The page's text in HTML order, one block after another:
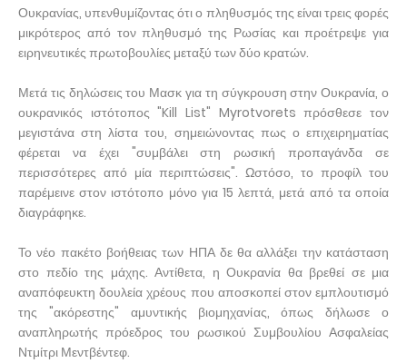
Ουκρανίας, υπενθυμίζοντας ότι ο πληθυσμός της είναι τρεις φορές
μικρότερος από τον πληθυσμό της Ρωσίας και προέτρεψε για
ειρηνευτικές πρωτοβουλίες μεταξύ των δύο κρατών.
Μετά τις δηλώσεις του Μασκ για τη σύγκρουση στην Ουκρανία, ο
ουκρανικός ιστότοπος "Kill List" Myrotvorets πρόσθεσε τον
μεγιστάνα στη λίστα του, σημειώνοντας πως ο επιχειρηματίας
φέρεται να έχει "συμβάλει στη ρωσική προπαγάνδα σε
περισσότερες από μία περιπτώσεις". Ωστόσο, το προφίλ του
παρέμεινε στον ιστότοπο μόνο για 15 λεπτά, μετά από τα οποία
διαγράφηκε.
Το νέο πακέτο βοήθειας των ΗΠΑ δε θα αλλάξει την κατάσταση
στο πεδίο της μάχης. Αντίθετα, η Ουκρανία θα βρεθεί σε μια
αναπόφευκτη δουλεία χρέους που αποσκοπεί στον εμπλουτισμό
της "ακόρεστης" αμυντικής βιομηχανίας, όπως δήλωσε ο
αναπληρωτής πρόεδρος του ρωσικού Συμβουλίου Ασφαλείας
Ντμίτρι Μεντβέντεφ.